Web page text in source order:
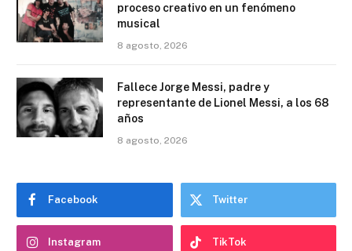
proceso creativo en un fenómeno
musical
8 agosto, 2026
Fallece Jorge Messi, padre y
representante de Lionel Messi, a los 68
años
8 agosto, 2026
Facebook Twitter
Instagram TikTok